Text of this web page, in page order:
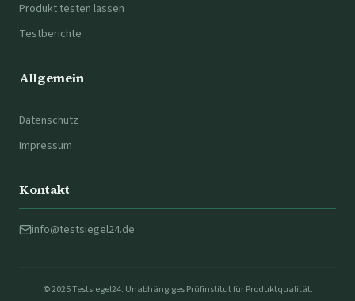
Produkt testen lassen
Testberichte
Allgemein
Datenschutz
Impressum
Kontakt
info@testsiegel24.de
© 2025 Testsiegel24. Unabhängiges Prüfinstitut für Produktqualität.